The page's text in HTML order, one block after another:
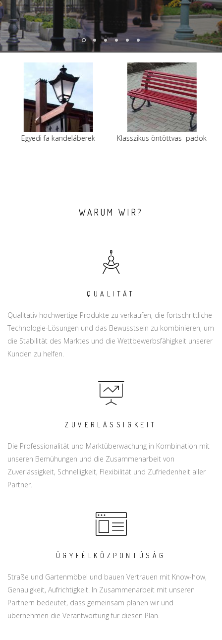
Klasszikus öntöttvas padok Szeméttárolók
WARUM WIR?
QUALITÄT
Qualitativ hochwertige Produkte zu verkaufen, die fortschrittliche
Technologie-Lösungen und das Bewusstsein zu kombinieren, um
die Stabilität des Marktes und die Wettbewerbsfähigkeit unserer
Kunden zu helfen.
ZUVERLÄSSIGKEIT
Die Professionalität und Marktüberwachung in Kombination mit
unseren Bemühungen und die Zusammenarbeit von
Zuverlässigkeit, Schnelligkeit, Flexibilität und Zufriedenheit aller
Partner.
ÜGYFÉLKÖZPONTÚSÁG
Straße und Gartenmöbel und bauen Vertrauen mit Know-how,
Genauigkeit, Aufrichtigkeit. In Zusammenarbeit mit unseren
Partnern bedeutet, dass gemeinsam planen wir und
übernehmen die Verantwortung für diesen Plan.